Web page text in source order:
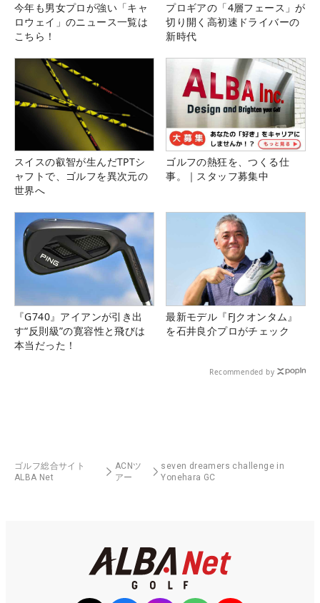
今年も男女プロが強い「キャ
ロウェイ」のニュース一覧は
こちら！
プロギアの「4層フェース」が
切り開く高初速ドライバーの
新時代
スイスの叡智が生んだTPTシ
ャフトで、ゴルフを異次元の
世界へ
ゴルフの熱狂を、つくる仕
事。｜スタッフ募集中
『G740』アイアンが引き出
す“反則級”の寛容性と飛びは
本当だった！
最新モデル『FJクオンタム』
を石井良介プロがチェック
Recommended by
ゴルフ総合サイト
ALBA Net
ACNツ
アー
seven dreamers challenge in
Yonehara GC